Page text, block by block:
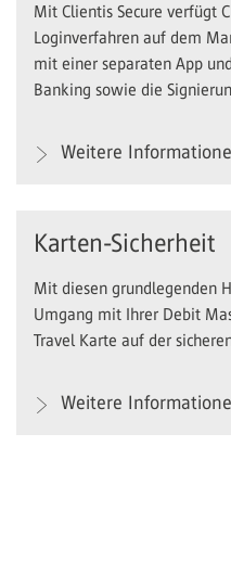
Mit Clientis Secure verfügt
Loginverfahren auf dem
mit einer separaten App
Banking sowie die
Weitere
Karten-Sicherheit
Mit diesen grundlegenden
Umgang mit Ihrer Debit
Travel Karte auf der
Weitere